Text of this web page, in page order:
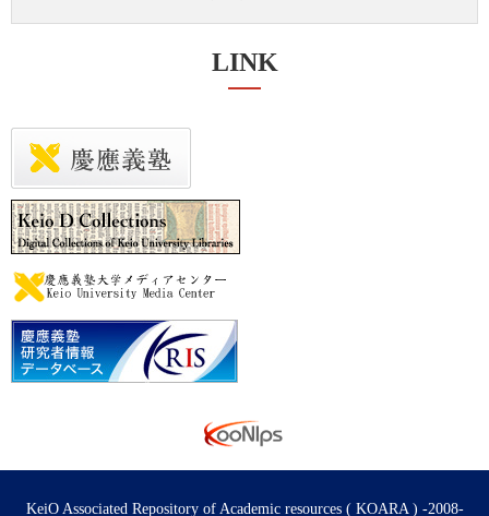
LINK
KeiO Associated Repository of Academic resources ( KOARA ) -2008-